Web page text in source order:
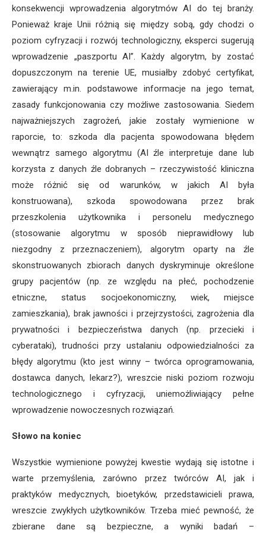
konsekwencji wprowadzenia algorytmów AI do tej branży.
Ponieważ kraje Unii różnią się między sobą, gdy chodzi o
poziom cyfryzacji i rozwój technologiczny, eksperci sugerują
wprowadzenie „paszportu AI”. Każdy algorytm, by zostać
dopuszczonym na terenie UE, musiałby zdobyć certyfikat,
zawierający m.in. podstawowe informacje na jego temat,
zasady funkcjonowania czy możliwe zastosowania. Siedem
najważniejszych zagrożeń, jakie zostały wymienione w
raporcie, to: szkoda dla pacjenta spowodowana błędem
wewnątrz samego algorytmu (AI źle interpretuje dane lub
korzysta z danych źle dobranych – rzeczywistość kliniczna
może różnić się od warunków, w jakich AI była
konstruowana), szkoda spowodowana przez brak
przeszkolenia użytkownika i personelu medycznego
(stosowanie algorytmu w sposób nieprawidłowy lub
niezgodny z przeznaczeniem), algorytm oparty na źle
skonstruowanych zbiorach danych dyskryminuje określone
grupy pacjentów (np. ze względu na płeć, pochodzenie
etniczne, status socjoekonomiczny, wiek, miejsce
zamieszkania), brak jawności i przejrzystości, zagrożenia dla
prywatności i bezpieczeństwa danych (np. przecieki i
cyberataki), trudności przy ustalaniu odpowiedzialności za
błędy algorytmu (kto jest winny – twórca oprogramowania,
dostawca danych, lekarz?), wreszcie niski poziom rozwoju
technologicznego i cyfryzacji, uniemożliwiający pełne
wprowadzenie nowoczesnych rozwiązań.
Słowo na koniec
Wszystkie wymienione powyżej kwestie wydają się istotne i
warte przemyślenia, zarówno przez twórców AI, jak i
praktyków medycznych, bioetyków, przedstawicieli prawa,
wreszcie zwykłych użytkowników. Trzeba mieć pewność, że
zbierane dane są bezpieczne, a wyniki badań –